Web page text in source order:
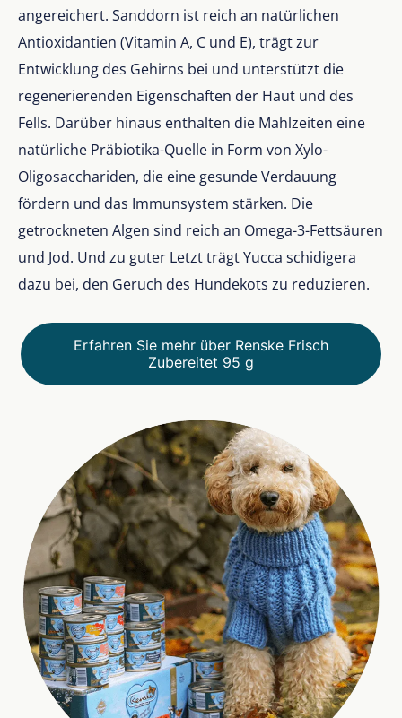
angereichert. Sanddorn ist reich an natürlichen
Antioxidantien (Vitamin A, C und E), trägt zur
Entwicklung des Gehirns bei und unterstützt die
regenerierenden Eigenschaften der Haut und des
Fells. Darüber hinaus enthalten die Mahlzeiten eine
natürliche Präbiotika-Quelle in Form von Xylo-
Oligosacchariden, die eine gesunde Verdauung
fördern und das Immunsystem stärken. Die
getrockneten Algen sind reich an Omega-3-Fettsäuren
und Jod. Und zu guter Letzt trägt Yucca schidigera
dazu bei, den Geruch des Hundekots zu reduzieren.
Erfahren Sie mehr über Renske Frisch
Zubereitet 95 g